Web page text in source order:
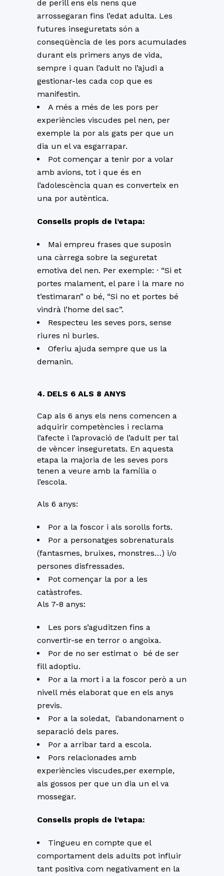
de perill ens els nens que
arrossegaran fins l’edat adulta. Les
futures inseguretats són a
conseqüència de les pors acumulades
durant els primers anys de vida,
sempre i quan l’adult no l’ajudi a
gestionar-les cada cop que es
manifestin.
A més a més de les pors per
experiències viscudes pel nen, per
exemple la por als gats per que un
dia un el va esgarrapar.
Pot començar a tenir por a volar
amb avions, tot i que és en
l’adolescència quan es converteix en
una por autèntica.
Consells propis de l’etapa:
Mai empreu frases que suposin
una càrrega sobre la seguretat
emotiva del nen. Per exemple: · “Si et
portes malament, el pare i la mare no
t’estimaran” o bé, “Si no et portes bé
vindrà l’home del sac”.
Respecteu les seves pors, sense
riures ni burles.
Oferiu ajuda sempre que us la
demanin.
4. DELS 6 ALS 8 ANYS
Cap als 6 anys els nens comencen a
adquirir competències i reclama
l’afecte i l’aprovació de l’adult per tal
de vèncer inseguretats. En aquesta
etapa la majoria de les seves pors
tenen a veure amb la família o
l’escola.
Als 6 anys:
Por a la foscor i als sorolls forts.
Por a personatges sobrenaturals
(fantasmes, bruixes, monstres…) i/o
persones disfressades.
Pot començar la por a les
catàstrofes.
Als 7-8 anys:
Les pors s’aguditzen fins a
convertir-se en terror o angoixa.
Por de no ser estimat o bé de ser
fill adoptiu.
Por a la mort i a la foscor però a un
nivell més elaborat que en els anys
previs.
Por a la soledat, l’abandonament o
separació dels pares.
Por a arribar tard a escola.
Pors relacionades amb
experiències viscudes,per exemple,
als gossos per que un dia un el va
mossegar.
Consells propis de l’etapa:
Tingueu en compte que el
comportament dels adults pot influir
tant positiva com negativament en la